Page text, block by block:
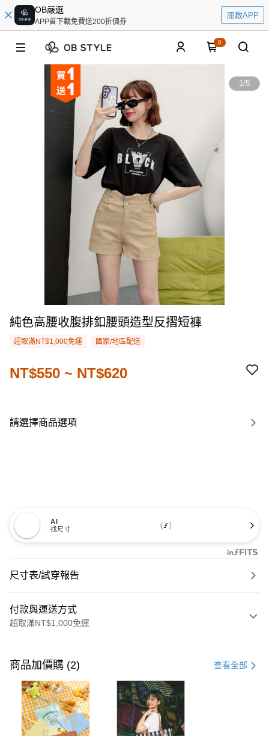
OB嚴選
APP首下載免費送200折價券
開啟APP
0
1/5
純色高腰收腹排釦腰頭造型反摺短褲
超取滿NT$1,000免運 國家/地區配送
NT$550 ~ NT$620
請選擇商品選項
AI
找尺寸
尺寸表/試穿報告
付款與運送方式
超取滿NT$1,000免運
信用卡一次付款
購物金
超商取貨付款
LINE Pay
商品加價購 (2) 查看全部